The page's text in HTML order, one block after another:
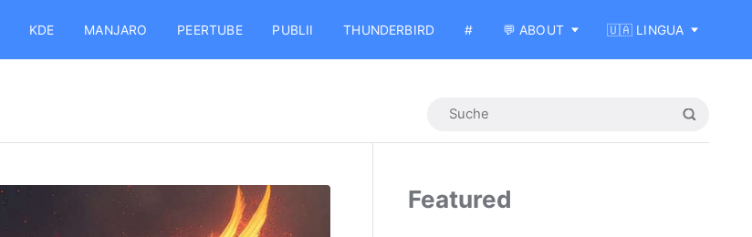
KDE MANJARO PEERTUBE PUBLII THUNDERBIRD # 💬 ABOUT 🇺🇦 LINGUA
Featured